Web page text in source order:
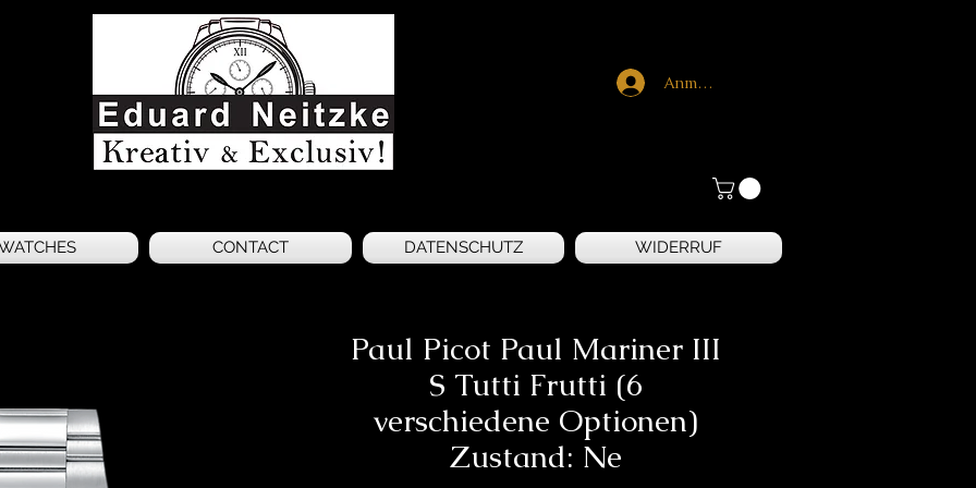
Anmelden
CONTACT DATENSCHUTZ WIDERRUF
Paul Picot Paul Mariner III
S Tutti Frutti (6
verschiedene Optionen)
Zustand: Ne